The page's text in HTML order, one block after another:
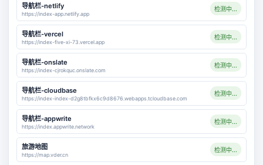
导航栏-netlify
https://index-app.netlify.app
检测中...
导航栏-vercel
https://index-five-xi-73.vercel.app
检测中...
导航栏-onslate
https://index-cjrokquc.onslate.com
检测中...
导航栏-cloudbase
https://index-index-d2g8tbfkx6c9d8676.webapps.tcloudbase.com
检测中...
导航栏-appwrite
https://index.appwrite.network
检测中...
旅游地图
https://map.vder.cn
检测中...